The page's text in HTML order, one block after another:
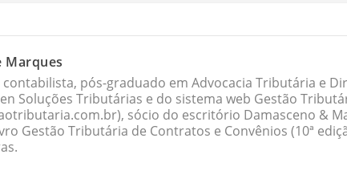
Marques
contabilista, pós-graduado em Advocacia Tributária e
Soluções Tributárias e do sistema web Gestão
sócio do escritório Damasceno &
Gestão Tributária de Contratos e Convênios (10ª